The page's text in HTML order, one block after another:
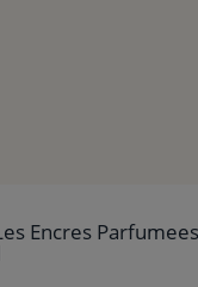
Encres